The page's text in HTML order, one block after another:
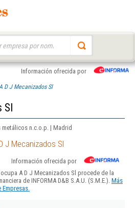
Información ofrecida por
D J Mecanizados Sl
Sl
n.c.o.p. | Madrid
J Mecanizados Sl
Información ofrecida por
A D J Mecanizados Sl procede de la
de INFORMA D&B S.A.U. (S.M.E.). Más